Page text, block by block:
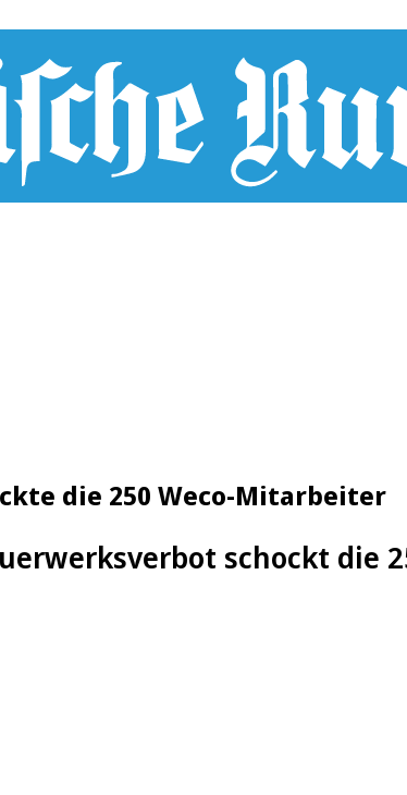
die 250 Weco-Mitarbeiter
schockt die